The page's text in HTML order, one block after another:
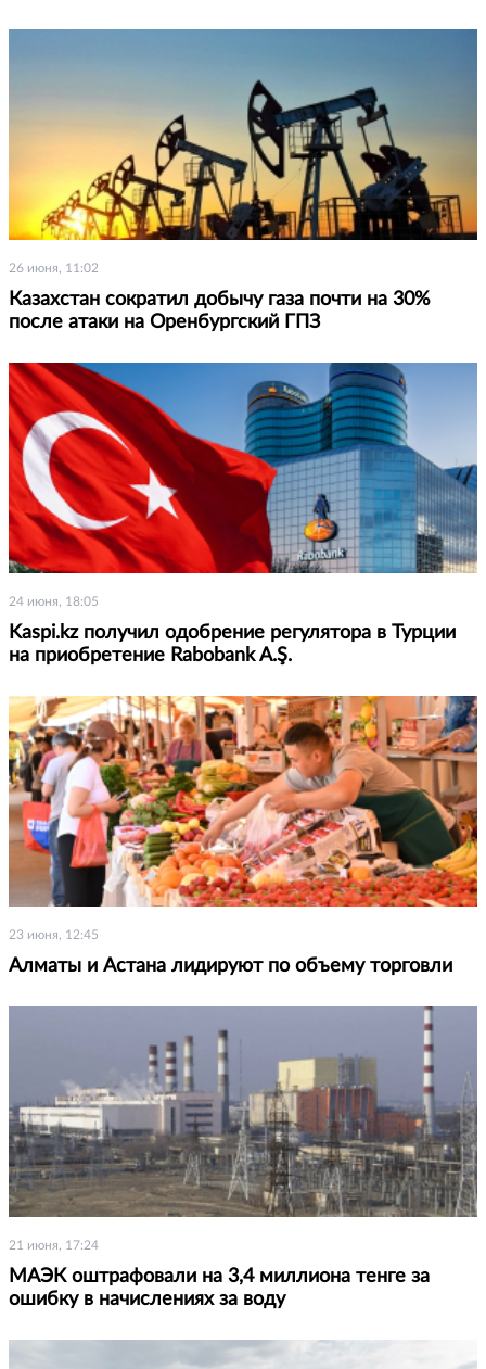
26 июня, 11:02
Казахстан сократил добычу газа почти на 30%
после атаки на Оренбургский ГПЗ
24 июня, 18:05
Kaspi.kz получил одобрение регулятора в Турции
на приобретение Rabobank A.Ş.
23 июня, 12:45
Алматы и Астана лидируют по объему торговли
21 июня, 17:24
МАЭК оштрафовали на 3,4 миллиона тенге за
ошибку в начислениях за воду